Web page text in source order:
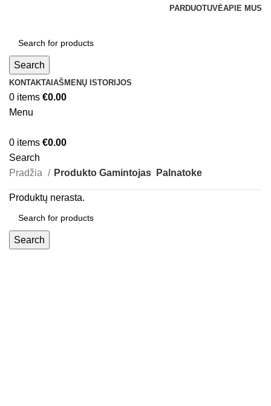
PARDUOTUVĖAPIE MUS
Search
KONTAKTAI AŠMENŲ ISTORIJOS
0 items €0.00
Menu
0 items €0.00
Search
Pradžia
Produkto Gamintojas Palnatoke
Produktų nerasta.
Search